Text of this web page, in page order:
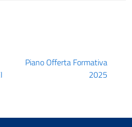
Piano Offerta Formativa
2025